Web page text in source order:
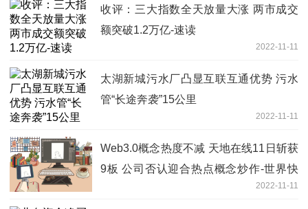
收评：三大指数全天放量大涨 两市成交
额突破1.2万亿-速读
2022-11-11
太湖新城污水厂凸显互联互通优势 污水
管“长途奔袭”15公里
2022-11-11
Web3.0概念热度不减 天地在线11日斩获
9板 公司否认迎合热点概念炒作-世界快
2022-11-11